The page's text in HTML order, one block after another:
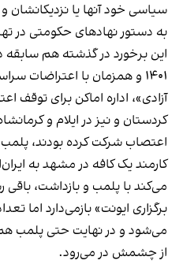
سیاسی خود آنها یا نزدیکانشان
به دستور نهادهای حکومتی در
این برخورد در گذشته هم سابقه
۱۴۰۱ و همزمان با اعتراضات
آزادی»، اداره اماکن برای
کردستان و نیز در ایلام و
اعتصاب شرکت کرده بودند، پلمب
کارمند یک کافه در مشهد به
می‌کند با پلمب و بازداشت، باقی
برگزاری ایونت» بازمی‌دارد اما
می‌شود و در نهایت حتی پلمب
از چشمش در می‌رود.